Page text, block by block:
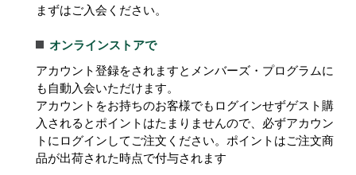
まずはご入会ください。
オンラインストアで
アカウント登録をされますとメンバーズ・プログラムに
も自動入会いただけます。
アカウントをお持ちのお客様でもログインせずゲスト購
入されるとポイントはたまりませんので、必ずアカウン
トにログインしてご注文ください。ポイントはご注文商
品が出荷された時点で付与されます